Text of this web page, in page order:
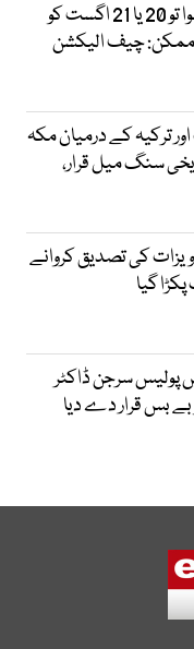
دھرنے کا مسئلہ حل ہوا تو 20 یا 21 اگست کو
ممکن: چیف الیکشن
ترکیہ کے درمیان مکہ
سنگ میل قرار،
کی تصدیق کروانے
گیا
سرجن ڈاکٹر
بس قرار دے دیا